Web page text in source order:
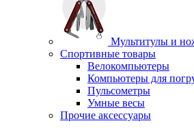
Мультитулы и
Спортивные товары
Велокомпьютеры
Компьютеры для
Пульсометры
Умные весы
Прочие аксессуары